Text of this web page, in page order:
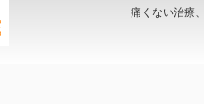
痛くない治療